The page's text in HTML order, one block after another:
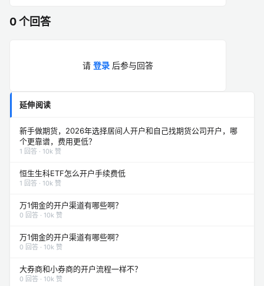
0 个回答
请 登录 后参与回答
延伸阅读
新手做期货，2026年选择居间人开户和自己找期货公司开户，哪
个更靠谱，费用更低？
1 回答 · 10k 赞
恒生生科ETF怎么开户手续费低
1 回答 · 10k 赞
万1佣金的开户渠道有哪些啊？
0 回答 · 10k 赞
万1佣金的开户渠道有哪些啊？
0 回答 · 10k 赞
大券商和小券商的开户流程一样不？
0 回答 · 10k 赞